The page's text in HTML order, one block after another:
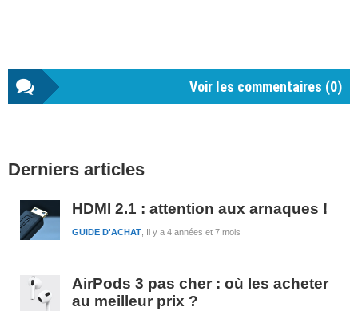
Voir les commentaires (0)
latérale
Derniers articles
HDMI 2.1 : attention aux arnaques !
Il y a 4 années et 7 mois
GUIDE D'ACHAT
AirPods 3 pas cher : où les acheter
au meilleur prix ?